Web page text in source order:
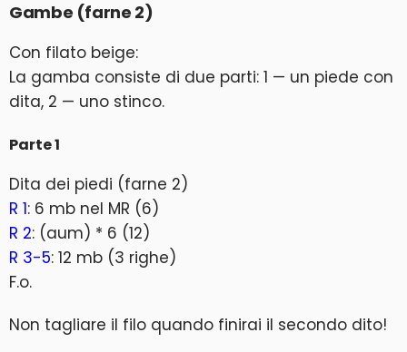
Gambe (farne 2)
Con filato beige:
La gamba consiste di due parti: 1 — un piede con
dita, 2 — uno stinco.
Parte 1
Dita dei piedi (farne 2)
R 1: 6 mb nel MR (6)
R 2: (aum) * 6 (12)
R 3-5: 12 mb (3 righe)
F.o.
Non tagliare il filo quando finirai il secondo dito!